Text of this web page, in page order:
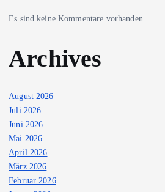
Es sind keine Kommentare vorhanden.
Archives
August 2026
Juli 2026
Juni 2026
Mai 2026
April 2026
März 2026
Februar 2026